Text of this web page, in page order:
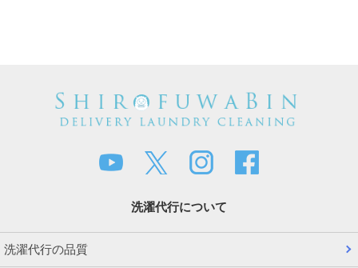
洗濯代行について
洗濯代行の品質